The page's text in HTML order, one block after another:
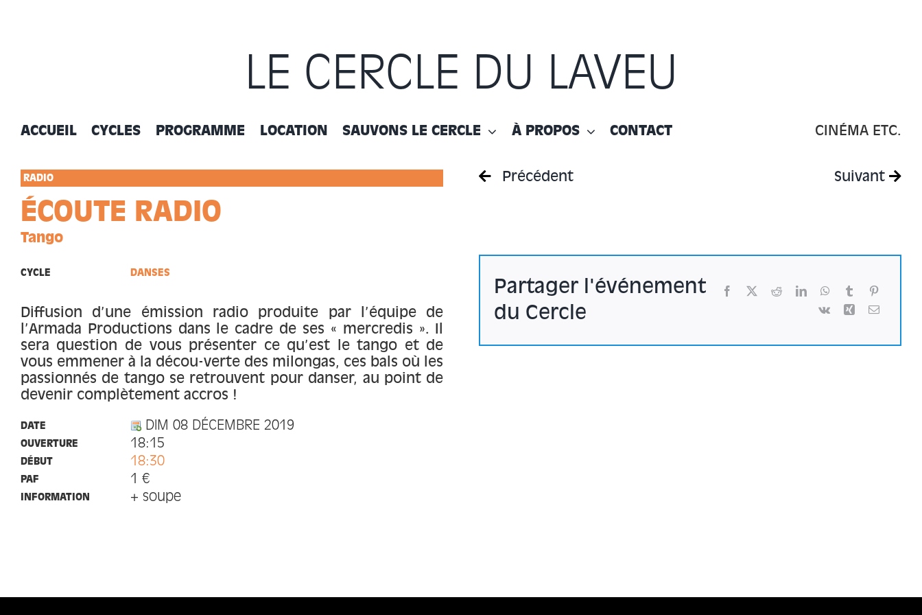
LE CERCLE DU LAVEU
ACCUEIL CYCLES PROGRAMME LOCATION SAUVONS LE CERCLE À PROPOS CONTACT CINÉMA ETC.
RADIO
ÉCOUTE RADIO
Tango
CYCLE DANSES
Diffusion d’une émission radio produite par l’équipe de
l’Armada Productions dans le cadre de ses « mercredis ». Il
sera question de vous présenter ce qu’est le tango et de
vous emmener à la décou-verte des milongas, ces bals où les
passionnés de tango se retrouvent pour danser, au point de
devenir complètement accros !
DATE DIM 08 DÉCEMBRE 2019
OUVERTURE 18:15
DÉBUT 18:30
PAF 1 €
INFORMATION + soupe
Précédent Suivant
Partager l'événement
du Cercle